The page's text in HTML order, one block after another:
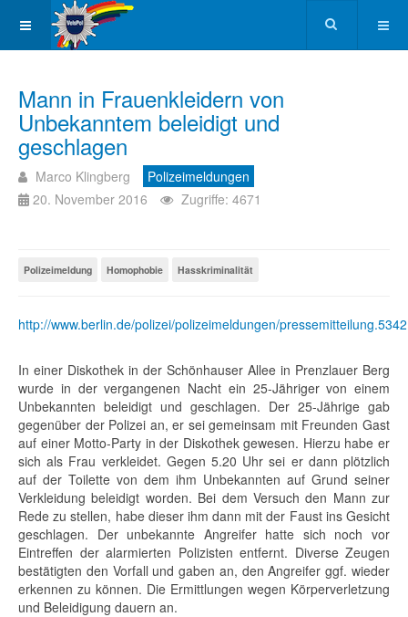
Mann in Frauenkleidern von
Unbekanntem beleidigt und
geschlagen
Marco Klingberg
Polizeimeldungen
20. November 2016
Zugriffe: 4671
Polizeimeldung Homophobie Hasskriminalität
http://www.berlin.de/polizei/polizeimeldungen/
In einer Diskothek in der Schönhauser Allee in Prenzlauer Berg
wurde in der vergangenen Nacht ein 25-Jähriger von einem
Unbekannten beleidigt und geschlagen. Der 25-Jährige gab
gegenüber der Polizei an, er sei gemeinsam mit Freunden Gast
auf einer Motto-Party in der Diskothek gewesen. Hierzu habe er
sich als Frau verkleidet. Gegen 5.20 Uhr sei er dann plötzlich
auf der Toilette von dem ihm Unbekannten auf Grund seiner
Verkleidung beleidigt worden. Bei dem Versuch den Mann zur
Rede zu stellen, habe dieser ihm dann mit der Faust ins Gesicht
geschlagen. Der unbekannte Angreifer hatte sich noch vor
Eintreffen der alarmierten Polizisten entfernt. Diverse Zeugen
bestätigten den Vorfall und gaben an, den Angreifer ggf. wieder
erkennen zu können. Die Ermittlungen wegen Körperverletzung
und Beleidigung dauern an.